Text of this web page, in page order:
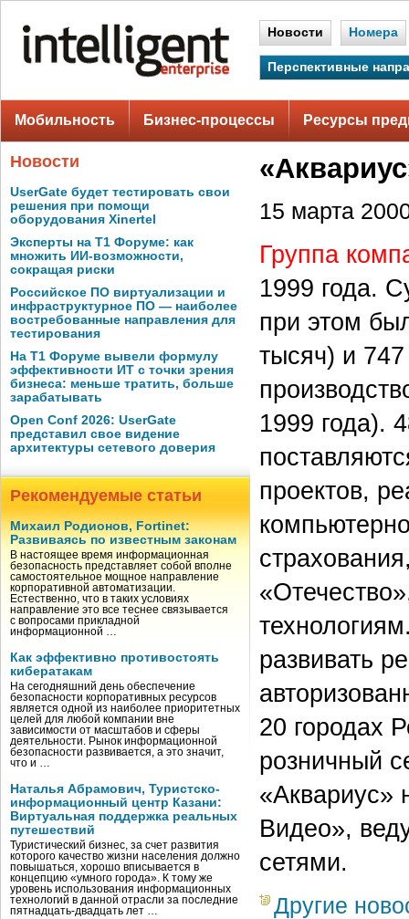
Новости Номера
Перспективные
Мобильность Бизнес-процессы Ресурсы
Новости
UserGate будет тестировать свои
решения при помощи
оборудования Xinertel
Эксперты на Т1 Форуме: как
множить ИИ-возможности,
сокращая риски
Российское ПО виртуализации и
инфраструктурное ПО — наиболее
востребованные направления для
тестирования
На Т1 Форуме вывели формулу
эффективности ИТ с точки зрения
бизнеса: меньше тратить, больше
зарабатывать
Open Conf 2026: UserGate
представил свое видение
архитектуры сетевого доверия
Рекомендуемые статьи
Михаил Родионов, Fortinet:
Развиваясь по известным законам
В настоящее время информационная
безопасность представляет собой вполне
самостоятельное мощное направление
корпоративной автоматизации.
Естественно, что в таких условиях
направление это все теснее связывается
с вопросами прикладной
информационной …
Как эффективно противостоять
кибератакам
На сегодняшний день обеспечение
безопасности корпоративных ресурсов
является одной из наиболее приоритетных
целей для любой компании вне
зависимости от масштабов и сферы
деятельности. Рынок информационной
безопасности развивается, а это значит,
что и …
Наталья Абрамович, Туристско-
информационный центр Казани:
Виртуальная поддержка реальных
путешествий
Туристический бизнес, за счет развития
которого качество жизни населения должно
повышаться, хорошо вписывается в
концепцию «умного города». К тому же
уровень использования информационных
технологий в данной отрасли за последние
пятнадцать-двадцать лет …
15 марта
Группа
1999 года.
при этом
тысяч) и
1999 года).
проектов,
развивать
20 городах
розничный
«Аквариус»
Видео»,
сетями.
Другие